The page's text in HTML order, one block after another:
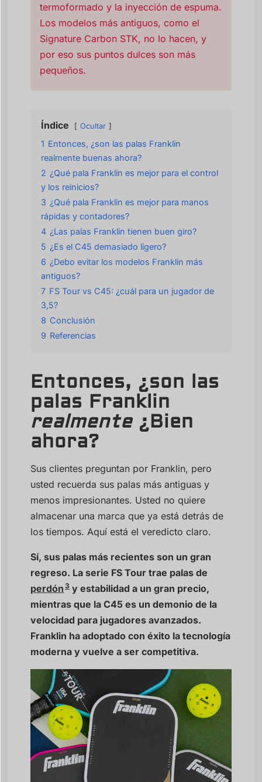
termoformado y la inyección de espuma.
Los modelos más antiguos, como el
Signature Carbon STK, no lo hacen, y
por eso sus puntos dulces son más
pequeños.
Índice Ocultar
1 Entonces, ¿son las palas Franklin
realmente buenas ahora?
2 ¿Qué pala Franklin es mejor para el control
y los reinicios?
3 ¿Qué pala Franklin es mejor para manos
rápidas y contadores?
4 ¿Las palas Franklin tienen buen giro?
5 ¿Es el C45 demasiado ligero?
6 ¿Debo evitar los modelos Franklin más
antiguos?
7 FS Tour vs C45: ¿cuál para un jugador de
3,5?
8 Conclusión
9 Referencias
Entonces, ¿son las
palas Franklin
realmente¿Bien
ahora?
Sus clientes preguntan por Franklin, pero
usted recuerda sus palas más antiguas y
menos impresionantes. Usted no quiere
almacenar una marca que ya está detrás de
los tiempos. Aquí está el veredicto claro.
Sí, sus palas más recientes son un gran
regreso. La serie FS Tour trae palas de
perdón 3y estabilidad a un gran precio,
mientras que la C45 es un demonio de la
velocidad para jugadores avanzados.
Franklin ha adoptado con éxito la tecnología
moderna y vuelve a ser competitiva.